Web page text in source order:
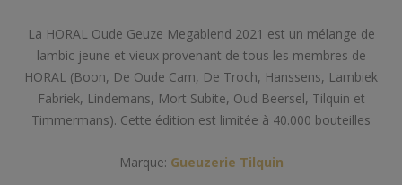
La HORAL Oude Geuze Megablend 2021 est un mélange de
lambic jeune et vieux provenant de tous les membres de
HORAL (Boon, De Oude Cam, De Troch, Hanssens, Lambiek
Fabriek, Lindemans, Mort Subite, Oud Beersel, Tilquin et
Timmermans). Cette édition est limitée à 40.000 bouteilles
Marque: Gueuzerie Tilquin